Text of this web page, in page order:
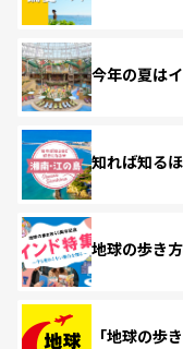
今年の夏は
知れば知る
地球の歩き
「地球の歩